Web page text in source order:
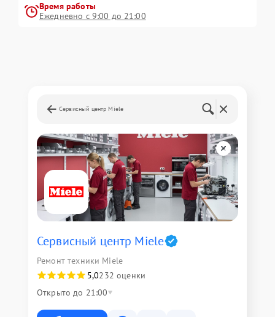
Время работы
Ежедневно с 9:00 до 21:00
Сервисный центр Miele
Сервисный центр Miele
Ремонт техники Miele
5,0232 оценки
Открыто до 21:00